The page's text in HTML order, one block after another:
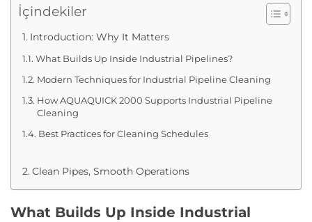
İçindekiler
Introduction: Why It Matters
What Builds Up Inside Industrial Pipelines?
Modern Techniques for Industrial Pipeline Cleaning
How AQUAQUICK 2000 Supports Industrial Pipeline
Cleaning
Best Practices for Cleaning Schedules
Clean Pipes, Smooth Operations
What Builds Up Inside Industrial